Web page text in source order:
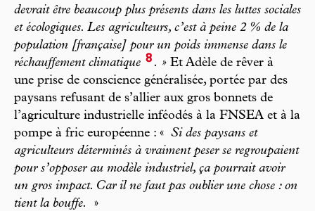
devrait être beaucoup plus présents dans les luttes sociales
et écologiques. Les agriculteurs, c’est à peine 2 % de la
population [française] pour un poids immense dans le
réchauffement climatique 8 . » Et Adèle de rêver à
une prise de conscience généralisée, portée par des
paysans refusant de s’allier aux gros bonnets de
l’agriculture industrielle inféodés à la FNSEA et à la
pompe à fric européenne : « Si des paysans et
agriculteurs déterminés à vraiment peser se regroupaient
pour s’opposer au modèle industriel, ça pourrait avoir
un gros impact. Car il ne faut pas oublier une chose : on
tient la bouffe.
»